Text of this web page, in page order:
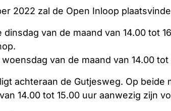
2022 zal de Open Inloop
dinsdag van de maand van 14.00 tot
van de maand van 14.00
achteraan de Gutjesweg. Op
14.00 tot 15.00 uur aanwezig zijn